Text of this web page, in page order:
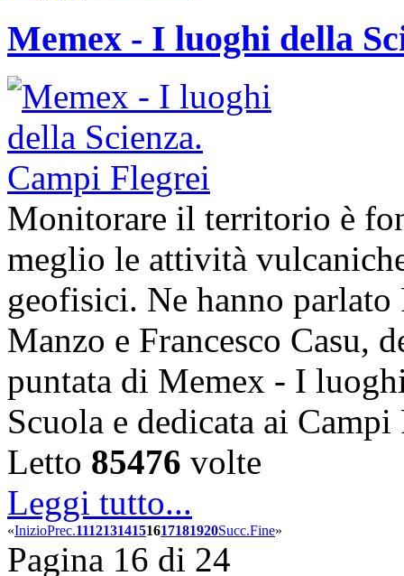
Memex - I luoghi della
Monitorare il territorio è
meglio le attività
geofisici. Ne hanno
Manzo e Francesco Casu,
puntata di Memex - I
Scuola e dedicata ai
Letto 85476 volte
Leggi tutto...
«InizioPrec.11121314151617181920Succ.Fine»
Pagina 16 di 24